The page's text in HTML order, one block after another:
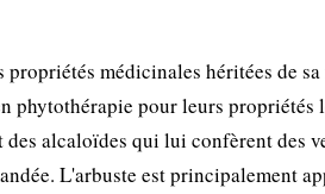
propriétés médicinales héritées de
phytothérapie pour leurs propriétés
alcaloïdes qui lui confèrent des
L'arbuste est principalement